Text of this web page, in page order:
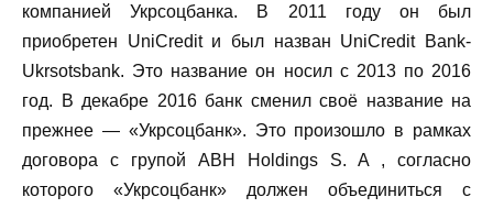
компанией Укрсоцбанка. В 2011 году он был
приобретен UniCredit и был назван UniCredit Bank-
Ukrsotsbank. Это название он носил с 2013 по 2016
год. В декабре 2016 банк сменил своё название на
прежнее — «Укрсоцбанк». Это произошло в рамках
договора с групой ABH Holdings S. A , согласно
которого «Укрсоцбанк» должен объединиться с